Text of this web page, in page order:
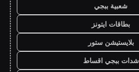
شعبية ببجي
بطاقات ايتونز
بلايستيشن ستور
شدات ببجي اقساط